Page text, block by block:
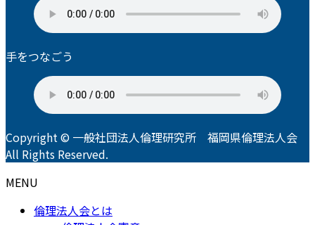
手をつなごう
Copyright © 一般社団法人倫理研究所 福岡県倫理法人会
All Rights Reserved.
MENU
倫理法人会とは